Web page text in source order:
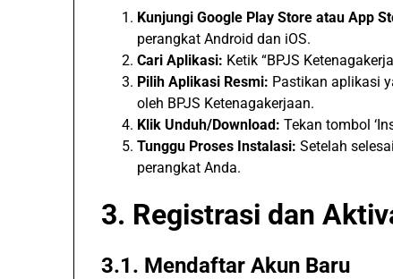
Kunjungi Google Play Store atau App
perangkat Android dan iOS.
Cari Aplikasi: Ketik “BPJS
Pilih Aplikasi Resmi: Pastikan aplikasi
oleh BPJS Ketenagakerjaan.
Klik Unduh/Download: Tekan tombol
Tunggu Proses Instalasi: Setelah
perangkat Anda.
3. Registrasi dan
3.1. Mendaftar Akun Baru